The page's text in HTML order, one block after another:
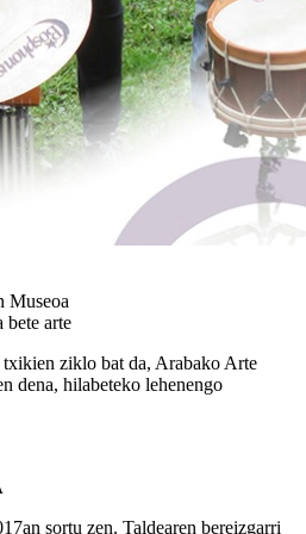
Museoa
bete arte
ziklo bat da, Arabako Arte
dena, hilabeteko lehenengo
sortu zen. Taldearen bereizgarri